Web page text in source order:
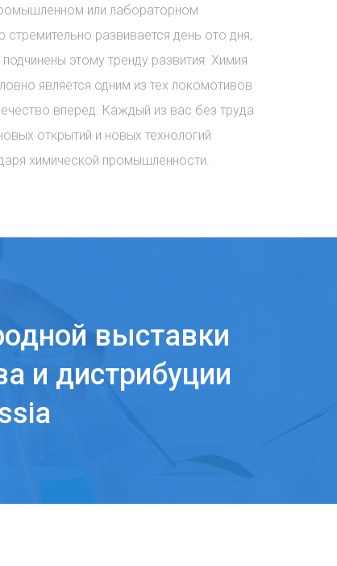
или лабораторном
развивается день ото дня,
этому тренду развития. Химия
является одним из тех локомотивов
вперед. Каждый из вас без труда
открытий и новых технологий
химической промышленности.
выставки
и дистрибуции